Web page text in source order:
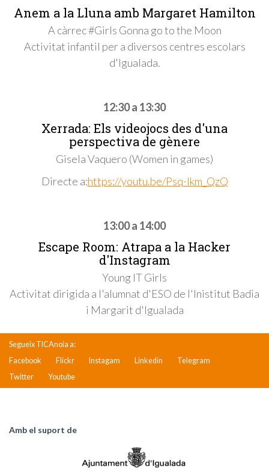
Anem a la Lluna amb Margaret Hamilton
A càrrec #Girls Gonna go to the Moon
Activitat infantil per a diversos centres escolars
d'Igualada.
12:30 a 13:30
Xerrada: Els videojocs des d'una
perspectiva de gènere
Gisela Vaquero (Women in games)
Directe a:https://youtu.be/Psq-lkm_QzQ
13:00 a 14:00
Escape Room: Atrapa a la Hacker
d'Instagram
Young IT Girls
Activitat dirigida a l'alumnat d'ESO de l'Inistitut Badia
i Margarit d'Igualada
Segueix TICAnoia a:
Facebook
Flickr Instagam Linkedin
Telegram
Twitter
Youtube
Amb el suport de